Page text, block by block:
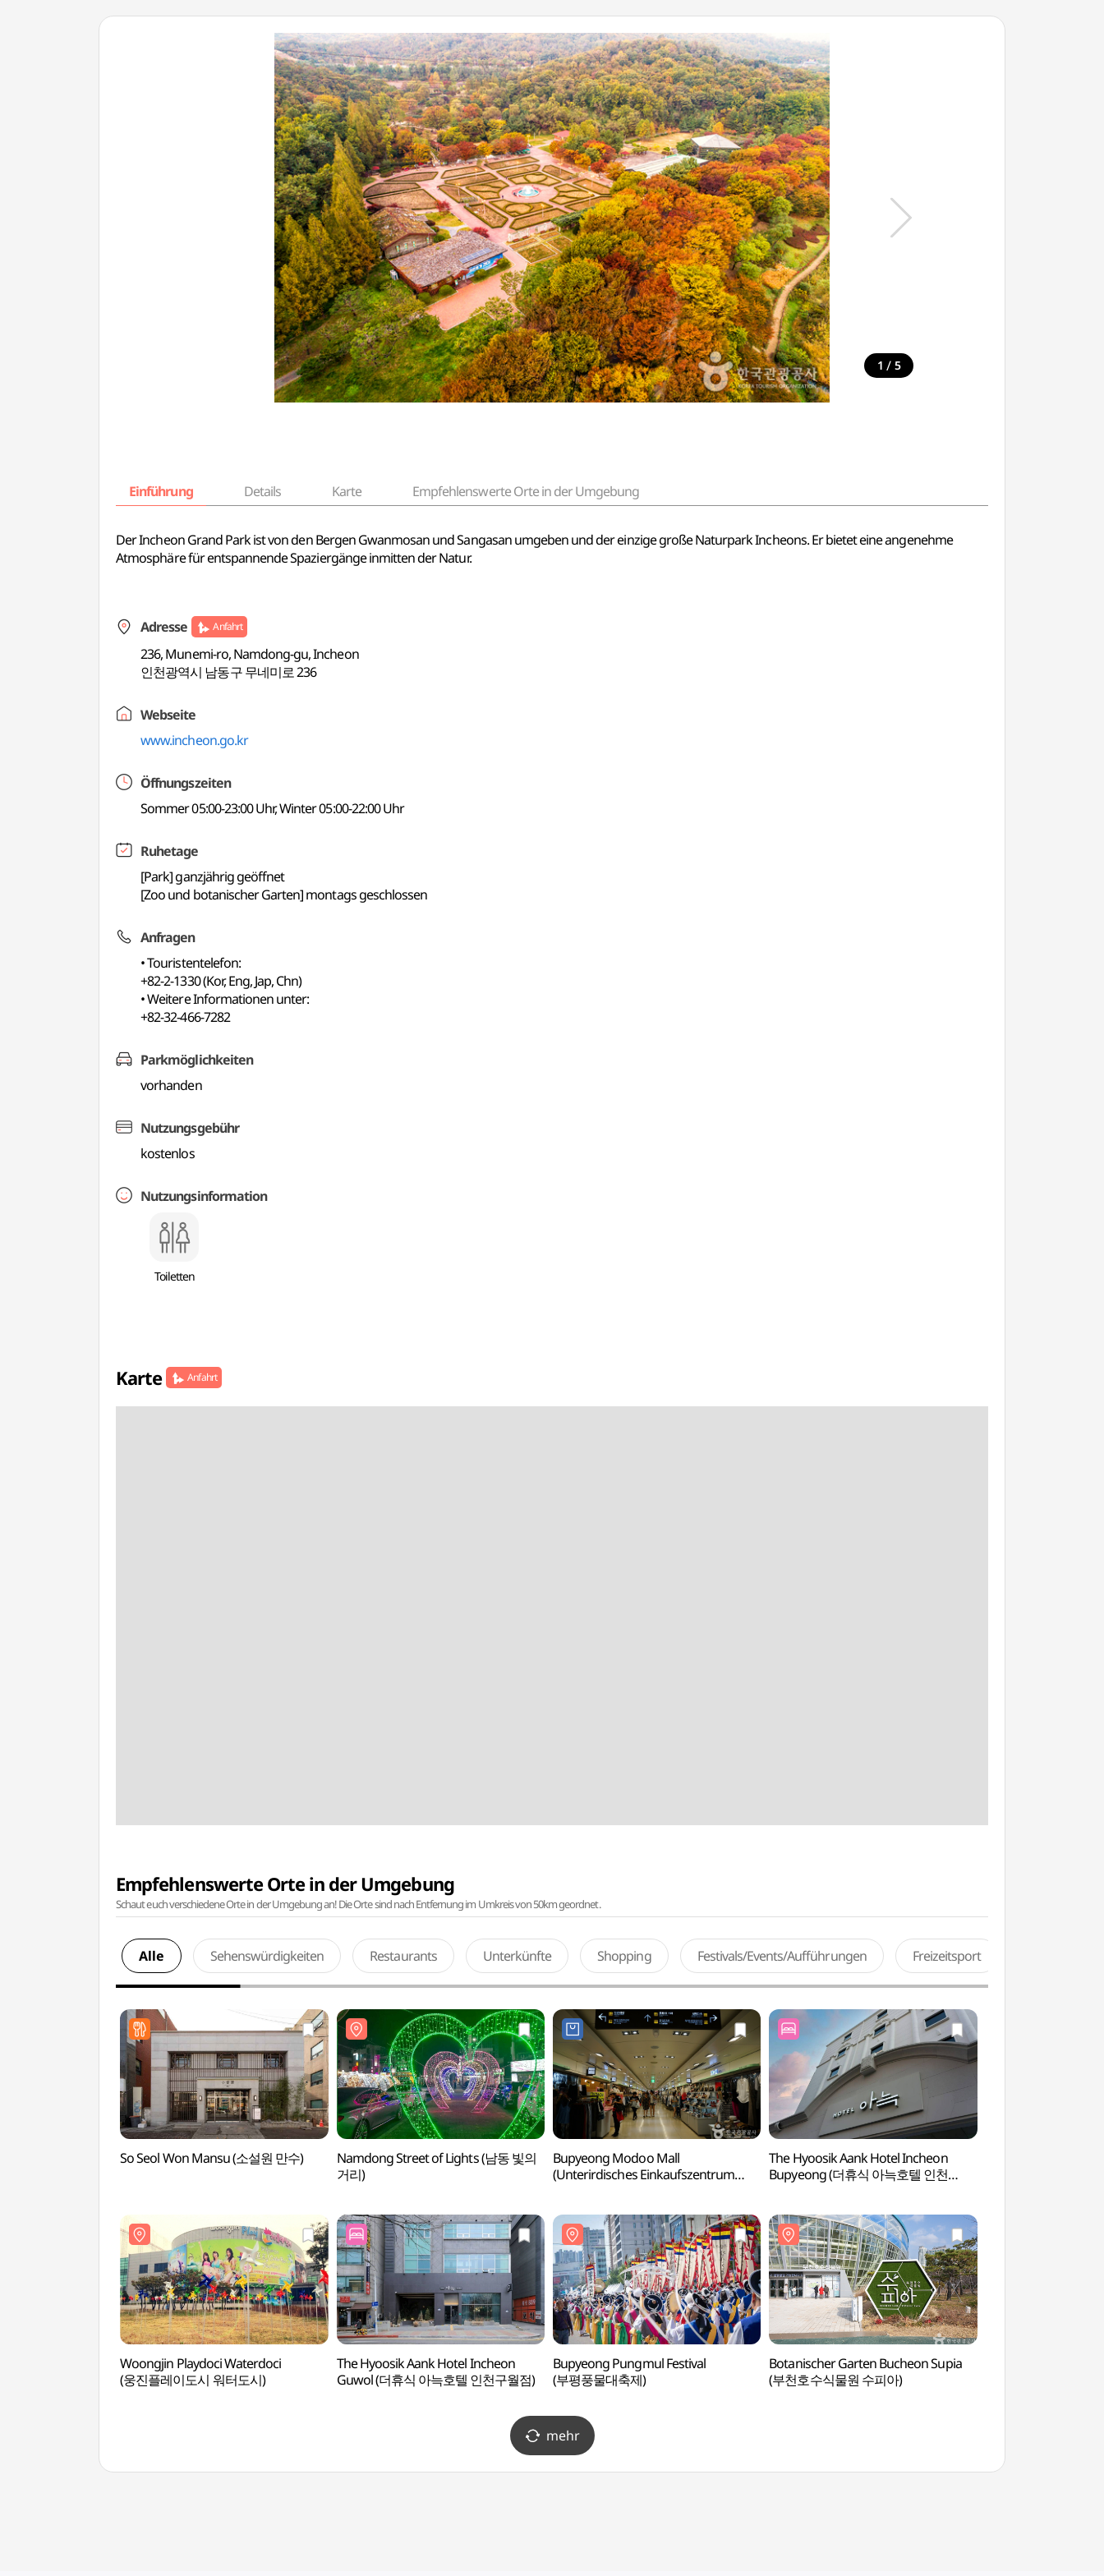
1 / 5
Einführung Details Karte Empfehlenswerte Orte in der Umgebung
Der Incheon Grand Park ist von den Bergen Gwanmosan und Sangasan umgeben und der einzige große Naturpark Incheons. Er bietet eine angenehme
Atmosphäre für entspannende Spaziergänge inmitten der Natur.
Adresse Anfahrt
236, Munemi-ro, Namdong-gu, Incheon
인천광역시 남동구 무네미로 236
Webseite
www.incheon.go.kr
Öffnungszeiten
Sommer 05:00-23:00 Uhr, Winter 05:00-22:00 Uhr
Ruhetage
[Park] ganzjährig geöffnet
[Zoo und botanischer Garten] montags geschlossen
Anfragen
• Touristentelefon:
+82-2-1330 (Kor, Eng, Jap, Chn)
• Weitere Informationen unter:
+82-32-466-7282
Parkmöglichkeiten
vorhanden
Nutzungsgebühr
kostenlos
Nutzungsinformation
Toiletten
Karte Anfahrt
Empfehlenswerte Orte in der Umgebung
Schaut euch verschiedene Orte in der Umgebung an! Die Orte sind nach Entfernung im Umkreis von 50km geordnet.
Alle Sehenswürdigkeiten Restaurants Unterkünfte Shopping Festivals/Events/Aufführungen Freizeitsport
So Seol Won Mansu (소설원 만수)
Namdong Street of Lights (남동 빛의
거리)
Bupyeong Modoo Mall
(Unterirdisches Einkaufszentrum
The Hyoosik Aank Hotel Incheon
Bupyeong (더휴식 아늑호텔 인천
Woongjin Playdoci Waterdoci
(웅진플레이도시 워터도시)
The Hyoosik Aank Hotel Incheon
Guwol (더휴식 아늑호텔 인천구월점)
Bupyeong Pungmul Festival
(부평풍물대축제)
Botanischer Garten Bucheon Supia
(부천호수식물원 수피아)
mehr